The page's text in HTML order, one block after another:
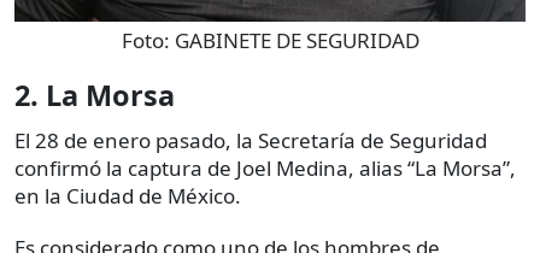
Foto: GABINETE DE SEGURIDAD
2. La Morsa
El 28 de enero pasado, la Secretaría de Seguridad
confirmó la captura de Joel Medina, alias “La Morsa”,
en la Ciudad de México.